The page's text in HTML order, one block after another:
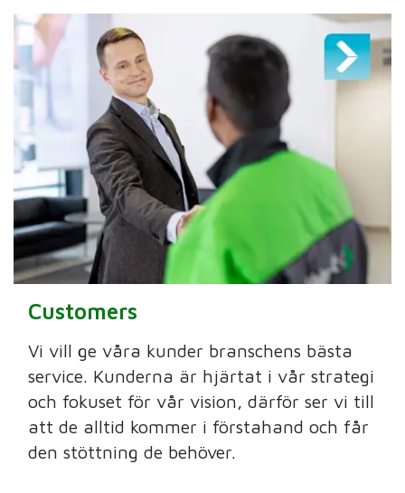
Customers
Vi vill ge våra kunder branschens bästa
service. Kunderna är hjärtat i vår strategi
och fokuset för vår vision, därför ser vi till
att de alltid kommer i förstahand och får
den stöttning de behöver.